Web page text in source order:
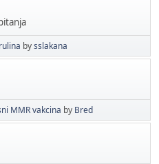
bysslakana
MMR vakcina by Bred